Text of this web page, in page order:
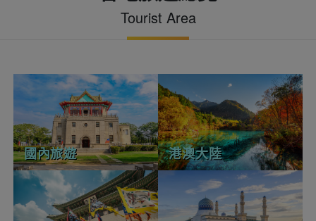
Tourist Area
國內旅遊 港澳大陸